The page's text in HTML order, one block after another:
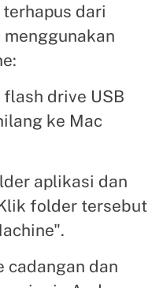
dari
drive USB
ke Mac
aplikasi dan
folder tersebut
cadangan dan